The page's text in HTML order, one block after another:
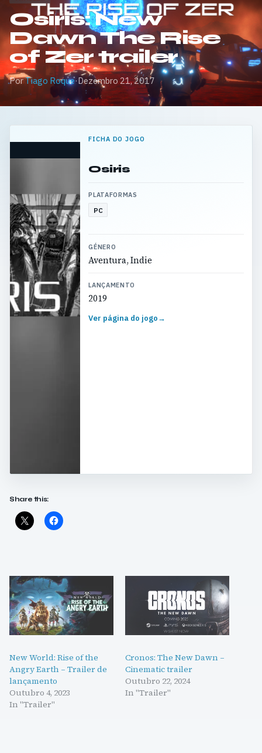
Osiris: New
Dawn The Rise
of Zer trailer
PorTiago Roque·Dezembro 21, 2017
FICHA DO JOGO
Osiris
PLATAFORMAS
PC
GÉNERO
Aventura, Indie
LANÇAMENTO
2019
Ver página do jogo→
Share this:
New World: Rise of the
Angry Earth – Trailer de
lançamento
Outubro 4, 2023
In "Trailer"
Cronos: The New Dawn –
Cinematic trailer
Outubro 22, 2024
In "Trailer"